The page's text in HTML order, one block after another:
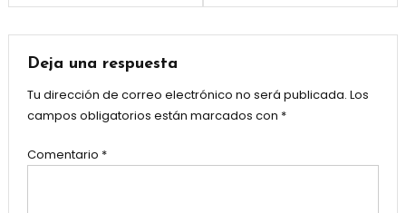
entradas
Deja una respuesta
Tu dirección de correo electrónico no será publicada. Los
campos obligatorios están marcados con *
Comentario *